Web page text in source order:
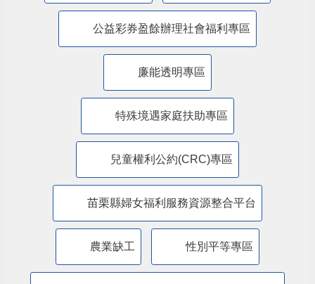
客語推廣專區 機構評鑑專區
公益彩券盈餘辦理社會福利專區
廉能透明專區
特殊境遇家庭扶助專區
兒童權利公約(CRC)專區
苗栗縣婦女福利服務資源整合平台
農業缺工 性別平等專區